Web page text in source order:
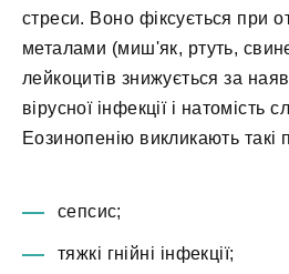
стреси. Воно фіксується при
металами (миш'як, ртуть,
лейкоцитів знижується за
вірусної інфекції і натомість
Еозинопенію викликають такі
сепсис;
тяжкі гнійні інфекції;